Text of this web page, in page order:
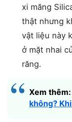
xi măng
thật nhưng
vật liệu này
ở mặt nhai
răng.
Xem thêm:
không?